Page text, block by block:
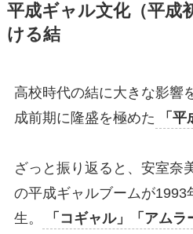
平成ギャル文化（平成
ける結
高校時代の結に大きな影響
成前期に隆盛を極めた
「
ざっと振り返ると、安室奈
の平成ギャルブームが1993
生。
「コギャル」「アム